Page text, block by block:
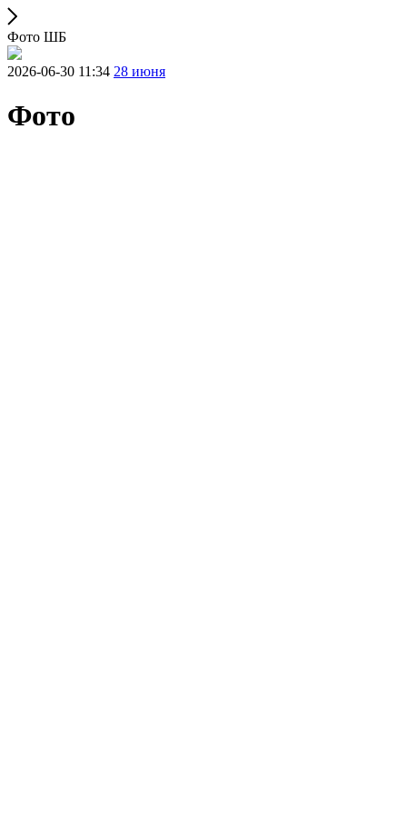
Фото ШБ
2026-06-30 11:34 28 июня
Фото